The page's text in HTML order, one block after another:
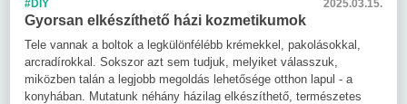
#DIY 2025.03.15.
Gyorsan elkészíthető házi kozmetikumok
Tele vannak a boltok a legkülönfélébb krémekkel, pakolásokkal,
arcradírokkal. Sokszor azt sem tudjuk, melyiket válasszuk,
miközben talán a legjobb megoldás lehetősége otthon lapul - a
konyhában. Mutatunk néhány házilag elkészíthető, természetes